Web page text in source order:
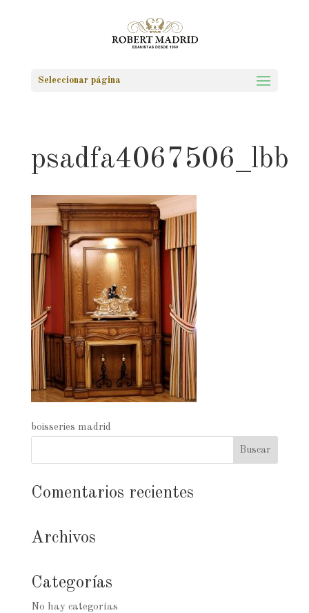
Seleccionar página
psadfa4067506_lbb
boisseries madrid
Comentarios recientes
Archivos
Categorías
No hay categorías